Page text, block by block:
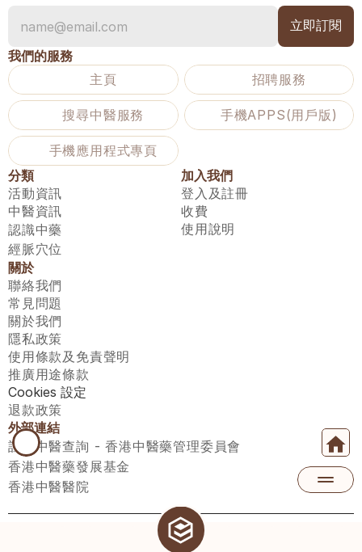
我們的服務
主頁
招聘服務
搜尋中醫服務 手機APPS(用戶版)
手機應用程式專頁
分類
活動資訊
中醫資訊
認識中藥
經脈穴位
加入我們
登入及註冊
收費
使用說明
關於
聯絡我們
常見問題
關於我們
隱私政策
使用條款及免責聲明
推廣用途條款
Cookies 設定
退款政策
外部連結
註冊中醫查詢 - 香港中醫藥管理委員會
香港中醫藥發展基金
香港中醫醫院
醫師匯有限公司 ECWAY LIMITED Copyright 2026© All rights